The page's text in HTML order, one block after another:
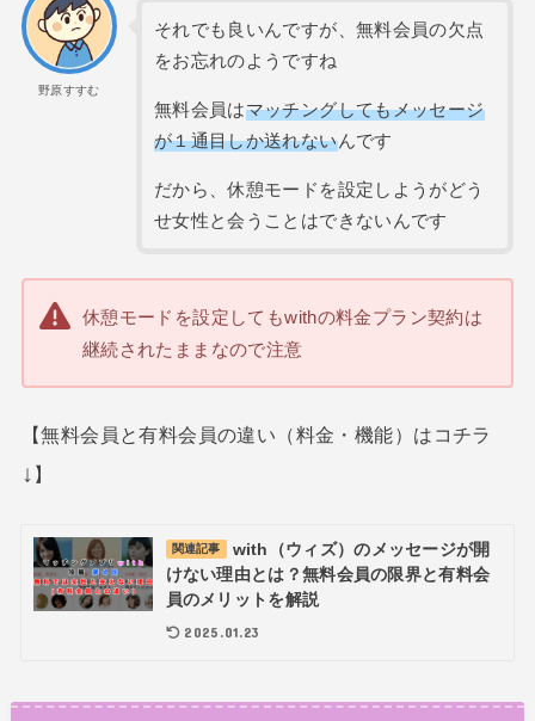
野原すすむ
それでも良いんですが、無料会員の欠点
をお忘れのようですね
無料会員はマッチングしてもメッセージ
が１通目しか送れないんです
だから、休憩モードを設定しようがどう
せ女性と会うことはできないんです
休憩モードを設定してもwithの料金プラン契約は
継続されたままなので注意
【無料会員と有料会員の違い（料金・機能）はコチラ
↓ 】
関連記事
with（ウィズ）のメッセージが開
けない理由とは？無料会員の限界と有料会
員のメリットを解説
2025.01.23